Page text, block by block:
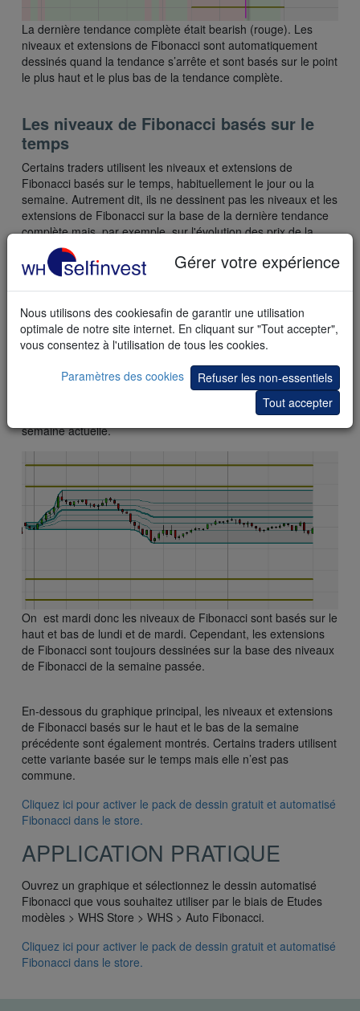
La dernière tendance complète était bearish (rouge). Les
niveaux et extensions de Fibonacci sont automatiquement
dessinés quand la tendance s’arrête et sont basés sur le point
le plus haut et le plus bas de la tendance complète.
Les niveaux de Fibonacci basés sur le
temps
Certains traders utilisent les niveaux et extensions de
Fibonacci basés sur le temps, habituellement le jour ou la
semaine. Autrement dit, ils ne dessinent pas les niveaux et les
extensions de Fibonacci sur la base de la dernière tendance
complète mais, par exemple, sur l'évolution des prix de la
semaine en cours.
Le pack vous permet de choisir entre 5 périodes pour le
dessin automatisé de niveaux et extensions de Fibonacci :
1. Jour
2. Semaine
3. Mois
4. Trimestre
5. Année
montre les niveaux Fibonacci basés sur la
semaine actuelle.
On est mardi donc les niveaux de Fibonacci sont basés sur le
haut et bas de lundi et de mardi. Cependant, les extensions
de Fibonacci sont toujours dessinées sur la base des niveaux
de Fibonacci de la semaine passée.
En-dessous du graphique principal, les niveaux et extensions
de Fibonacci basés sur le haut et le bas de la semaine
précédente sont également montrés. Certains traders utilisent
cette variante basée sur le temps mais elle n’est pas
commune.
Cliquez ici pour activer le pack de dessin gratuit et automatisé
Fibonacci dans le store.
APPLICATION PRATIQUE
Ouvrez un graphique et sélectionnez le dessin automatisé
Fibonacci que vous souhaitez utiliser par le biais de Etudes
modèles > WHS Store > WHS > Auto Fibonacci.
Cliquez ici pour activer le pack de dessin gratuit et automatisé
Fibonacci dans le store.
Gérer votre expérience
Nous utilisons des cookiesafin de garantir une utilisation
optimale de notre site internet. En cliquant sur "Tout accepter",
vous consentez à l'utilisation de tous les cookies.
Paramètres des cookies
Refuser les non-essentiels
Tout accepter